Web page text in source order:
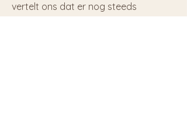
vertelt ons dat er nog steeds